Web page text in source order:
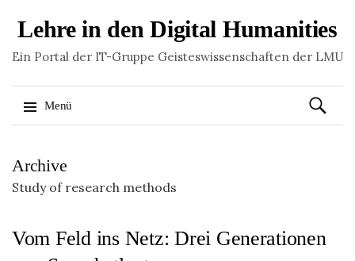
Lehre in den Digital Humanities
Ein Portal der IT-Gruppe Geisteswissenschaften der LMU
Menü
zum
Inhalt
Suchen
nach:
Archive
Study of research methods
Vom Feld ins Netz: Drei Generationen